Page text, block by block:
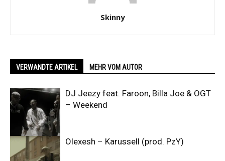
Skinny
VERWANDTE ARTIKEL MEHR VOM AUTOR
DJ Jeezy feat. Faroon, Billa Joe & OGT
– Weekend
Olexesh – Karussell (prod. PzY)